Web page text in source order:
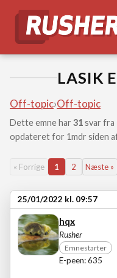
LASIK
Off-topic›Off-topic
Dette emne har 31svar fra
opdateret for 1mdr siden
« Forrige 1 2 Næste »
25/01/2022 kl. 09:57
hqx
Rusher
Emnestarter
E-peen: 635